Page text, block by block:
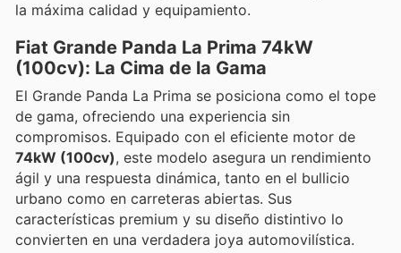
la máxima calidad y equipamiento.
Fiat Grande Panda La Prima 74kW
(100cv): La Cima de la Gama
El Grande Panda La Prima se posiciona como el tope
de gama, ofreciendo una experiencia sin
compromisos. Equipado con el eficiente motor de
74kW (100cv), este modelo asegura un rendimiento
ágil y una respuesta dinámica, tanto en el bullicio
urbano como en carreteras abiertas. Sus
características premium y su diseño distintivo lo
convierten en una verdadera joya automovilística.